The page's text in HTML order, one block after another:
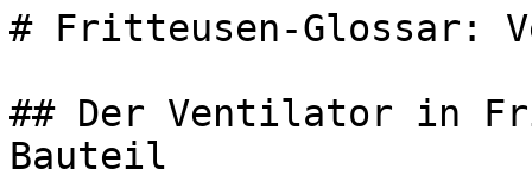
# Fritteusen-Glossar:
## Der Ventilator in
Bauteil